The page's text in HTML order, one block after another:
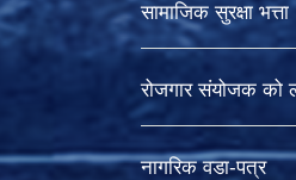
सामाजिक सुरक्षा
रोजगार संयोजक को
नागरिक वडा-पत्र